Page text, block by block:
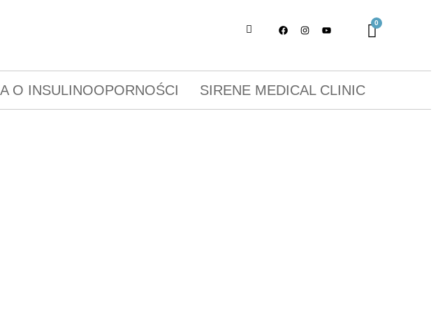
O INSULINOOPORNOŚCI SIRENE MEDICAL CLINIC